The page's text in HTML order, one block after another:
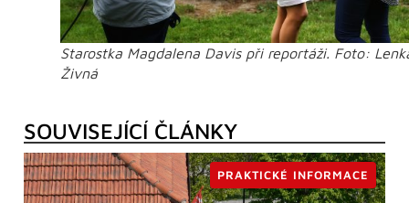
Starostka Magdalena Davis při reportáži. Foto:
Živná
SOUVISEJÍCÍ ČLÁNKY
PRAKTICKÉ INFORMACE